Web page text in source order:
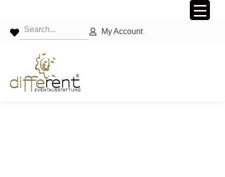
My Account